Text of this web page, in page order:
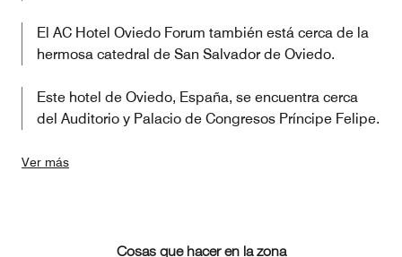
El AC Hotel Oviedo Forum también está cerca de la
hermosa catedral de San Salvador de Oviedo.
Este hotel de Oviedo, España, se encuentra cerca
del Auditorio y Palacio de Congresos Príncipe Felipe.
Ver más
Cosas que hacer en la zona